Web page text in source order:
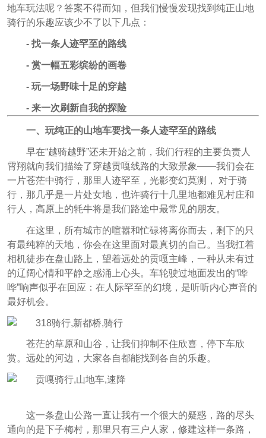
地车玩法呢？答案不得而知，但我们慢慢发现找到纯正山地
骑行的乐趣应该少不了以下几点：
- 找一条人迹罕至的路线
- 赏一幅五彩缤纷的画卷
- 玩一场野味十足的穿越
- 来一次刷新自我的探险
一、玩纯正的山地车要找一条人迹罕至的路线
早在“越骑越野”还未开始之前，我们行程的主要负责人
霄翔就向我们描绘了穿越贡嘎线路的大致景象——我们会在
一片苍茫中骑行，那里人迹罕至，光影变幻莫测， 对于骑
行，那几乎是一片处女地，也许骑行十几里地都难见村庄和
行人，高原上的牦牛将是我们路途中最常见的朋友。
在这里，所有城市的喧嚣和忙碌将离你而去，剩下的只
有最纯粹的天地，你会在这里面对最真切的自己。当我扛着
相机徒步在盘山路上，望着远处的贡嘎主峰，一种从未有过
的辽阔心情和平静之感涌上心头。车轮驶过地面发出的“哗
哗”响声似乎在回应：在人际罕至的幻境，是听听内心声音的
最好机会。
苍茫的草原和山谷，让我们抑制不住欣喜，停下车欣
赏。远处的河边，大家各自都能找到各自的乐趣。
这一条盘山公路一直让我有一个很大的疑惑，路的尽头
通向的是下子梅村，那里只有三户人家，修建这样一条路，